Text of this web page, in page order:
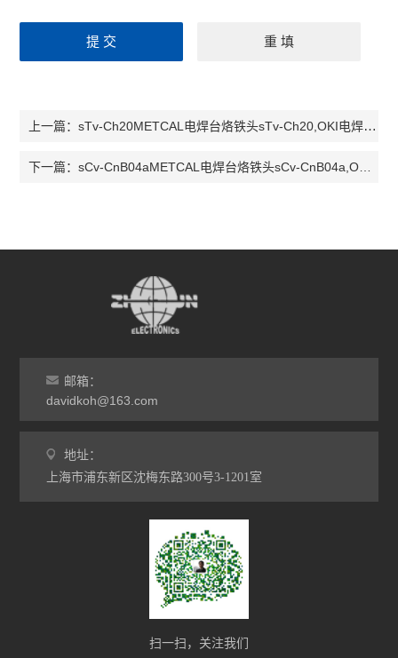
上一篇：sTv-Ch20METCAL电焊台烙铁头sTv-Ch20,OKI电焊台烙铁头sTv-Ch20
下一篇：sCv-CnB04aMETCAL电焊台烙铁头sCv-CnB04a,OKI电焊台烙铁头sCv-CnB04a
邮箱：
davidkoh@163.com
地址：
上海市浦东新区沈梅东路300号3-1201室
扫一扫，关注我们